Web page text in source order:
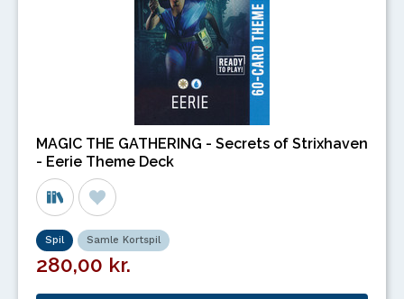
MAGIC THE GATHERING - Secrets of Strixhaven
- Eerie Theme Deck
Spil Samle Kortspil
280,00 kr.